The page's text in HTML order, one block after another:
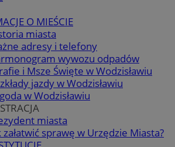
O MIEŚCIE
miasta
adresy i telefony
wywozu odpadów
i Msze Święte w Wodzisławiu
jazdy w Wodzisławiu
w Wodzisławiu
miasta
załatwić sprawę w Urzędzie Miasta?